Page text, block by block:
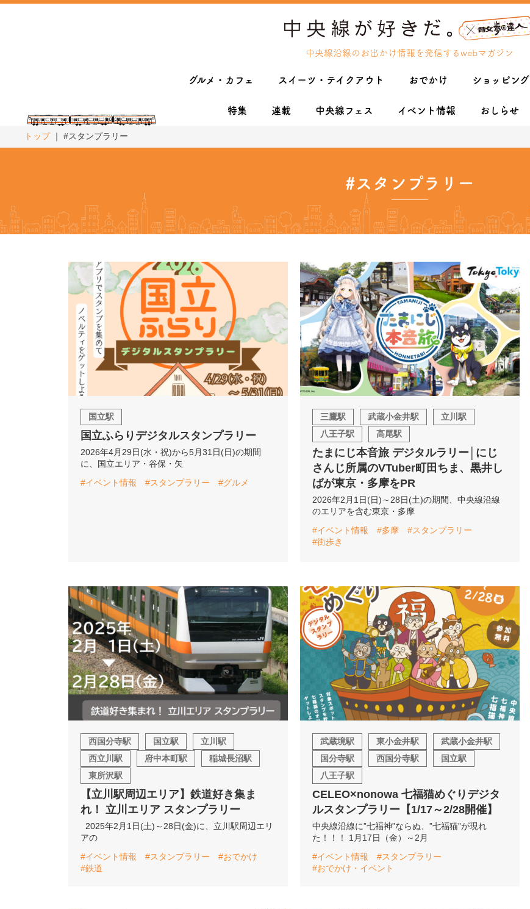
中央線沿線のお出かけ情報を発信するwebマガジン
グルメ・カフェ スイーツ・テイクアウト おでかけ ショッピング
特集 連載 中央線フェス イベント情報 おしらせ
トップ #スタンプラリー
#スタンプラリー
国立駅
国立ふらりデジタルスタンプラリー
2026年4月29日(水・祝)から5月31日(日)の期間
に、国立エリア・谷保・矢
#イベント情報
#スタンプラリー #グルメ
三鷹駅 武蔵小金井駅
立川駅
八王子駅
高尾駅
たまにじ本音旅 デジタルラリー│にじ
さんじ所属のVTuber町田ちま、黒井し
ばが東京・多摩をPR
2026年2月1日(日)～28日(土)の期間、中央線沿線
のエリアを含む東京・多摩
#イベント情報
#多摩
#スタンプラリー
#街歩き
西国分寺駅 国立駅
立川駅
西立川駅
府中本町駅
稲城長沼駅
東所沢駅
【立川駅周辺エリア】鉄道好き集ま
れ！ 立川エリア スタンプラリー
2025年2月1日(土)～28日(金)に、立川駅周辺エリ
アの
#イベント情報
#スタンプラリー
#おでかけ
#鉄道
武蔵境駅 東小金井駅
武蔵小金井駅
国分寺駅
西国分寺駅
国立駅
八王子駅
CELEO×nonowa 七福猫めぐりデジタ
ルスタンプラリー【1/17～2/28開催】
中央線沿線に”七福神”ならぬ、”七福猫”が現れ
た！！！ 1月17日（金）～2月
#イベント情報
#スタンプラリー
#おでかけ・イベント